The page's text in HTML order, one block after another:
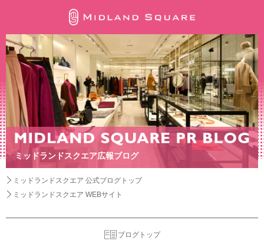
ミッドランドスクエア広報ブログ
ミッドランドスクエア 公式ブログトップ
ミッドランドスクエア WEBサイト
ブログトップ